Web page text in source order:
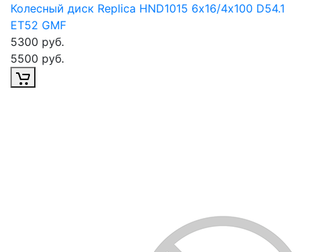
Колесный диск Replica HND1015 6х16/4х100 D54.1
ET52 GMF
5300 руб.
5500 руб.